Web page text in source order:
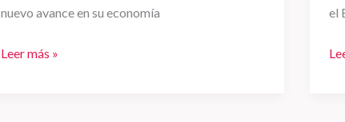
nuevo avance en su economía
Leer más »
el